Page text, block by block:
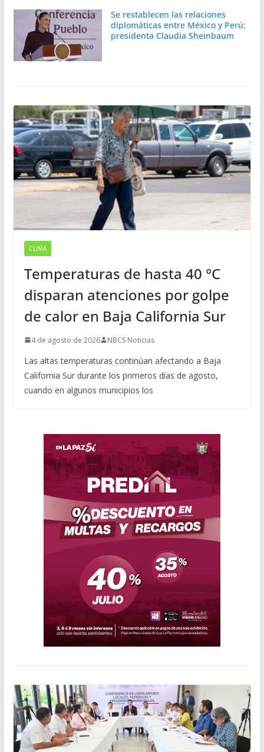
Se restablecen las relaciones
diplomáticas entre México y Perú:
presidenta Claudia Sheinbaum
CLIMA
Temperaturas de hasta 40 °C
disparan atenciones por golpe
de calor en Baja California Sur
4 de agosto de 2026 NBCS Noticias
Las altas temperaturas continúan afectando a Baja
California Sur durante los primeros días de agosto,
cuando en algunos municipios los